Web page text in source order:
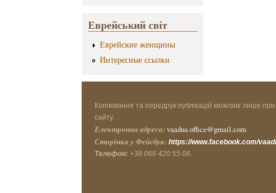
Еврейський світ
Еврейские женщины
Интересные ссылки
Копіювання та передрук публікацій можливі лише при
сайту.
Електронна адреса: vaadua.office@gmail.com
Сторінка у Фейсбук: https://www.facebook.com/
Телефон: +38 066 420 55 06.